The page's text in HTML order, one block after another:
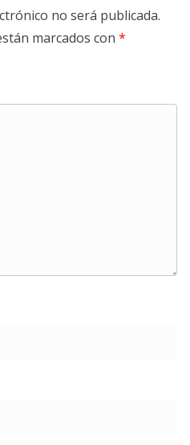
no será publicada.
marcados con *